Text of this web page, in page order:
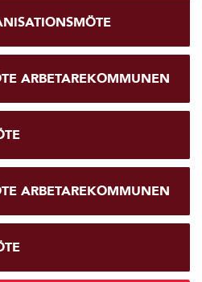
ARBETAREKOMMUNEN
ARBETAREKOMMUNEN